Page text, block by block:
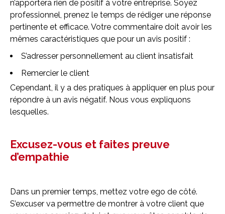
n’apportera rien de positif à votre entreprise. Soyez
professionnel, prenez le temps de rédiger une réponse
pertinente et efficace. Votre commentaire doit avoir les
mêmes caractéristiques que pour un avis positif :
S’adresser personnellement au client insatisfait
Remercier le client
Cependant, il y a des pratiques à appliquer en plus pour
répondre à un avis négatif. Nous vous expliquons
lesquelles.
Excusez-vous et faites preuve
d’empathie
Dans un premier temps, mettez votre ego de côté.
S’excuser va permettre de montrer à votre client que